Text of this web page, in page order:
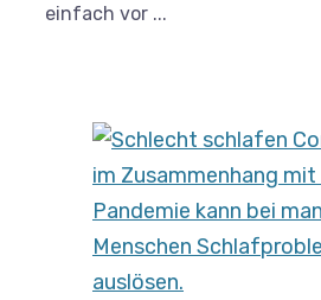
einfach vor ...